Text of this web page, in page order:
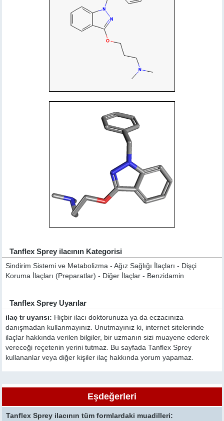
Tanflex Sprey ilacının Kategorisi
Sindirim Sistemi ve Metabolizma - Ağız Sağlığı İlaçları - Dişçi
Koruma İlaçları (Preparatlar) - Diğer İlaçlar - Benzidamin
Tanflex Sprey Uyarılar
ilaç tr uyarısı: Hiçbir ilacı doktorunuza ya da eczacınıza
danışmadan kullanmayınız. Unutmayınız ki, internet sitelerinde
ilaçlar hakkında verilen bilgiler, bir uzmanın sizi muayene ederek
vereceği reçetenin yerini tutmaz. Bu sayfada Tanflex Sprey
kullananlar veya diğer kişiler ilaç hakkında yorum yapamaz.
Eşdeğerleri
Tanflex Sprey ilacının tüm formlardaki muadilleri: